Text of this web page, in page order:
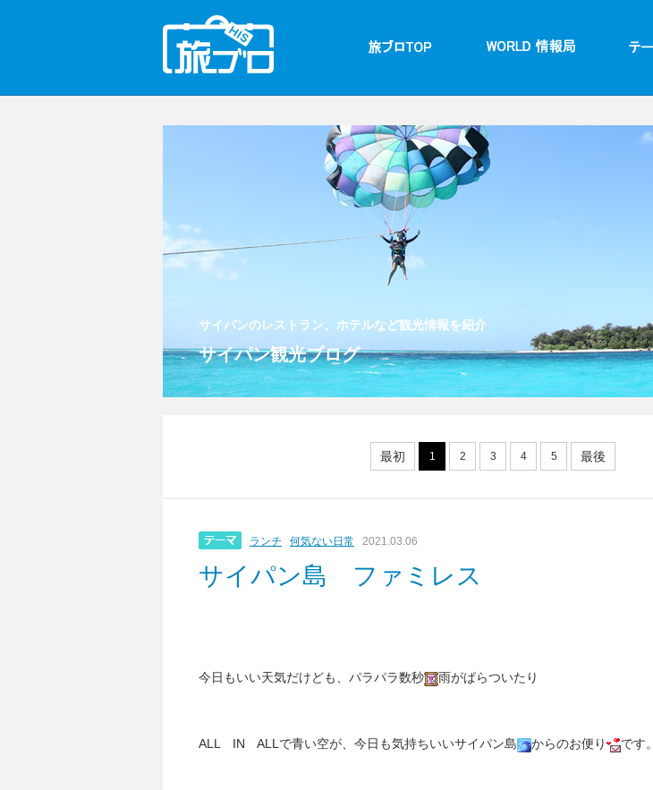
サイパンのレストラン、ホテルなど観光情報を紹介
サイパン観光ブログ
最初 1 2 3 4 5 最後
ランチ 何気ない日常 2021.03.06
サイパン島 ファミレス
今日もいい天気だけども、パラパラ数秒 雨がぱらついたり
ALL IN ALLで青い空が、今日も気持ちいいサイパン島 からのお便り です。